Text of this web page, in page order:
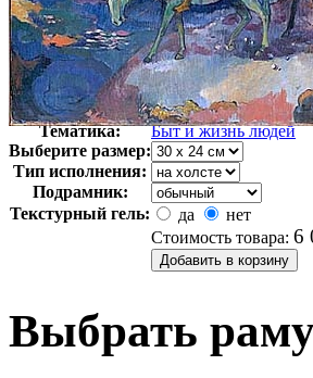
Автор:
Гоген Поль
Арт-стиль
Импрессионизм
Тематика:
Быт и жизнь людей
Выберите размер:
Тип исполнения:
Подрамник:
Текстурный гель:
да
нет
Стоимость товара: 6
Выбрать